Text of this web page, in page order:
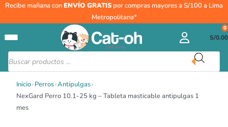
Recibe mañana conENVÍO GRATIS por compras mayores a S/100 a Lima
Metropolitana*
Búsqueda
de
productos
S/0.00
0
Inicio›Perros›Antipulgas›
NexGard Perro 10.1-25 kg – Tableta masticable antipulgas 1
mes
NexGard
25
kg
–
masticable
antipulgas
1